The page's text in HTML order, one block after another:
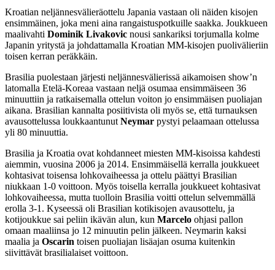
Kroatian neljännesvälieräottelu Japania vastaan oli näiden kisojen
ensimmäinen, joka meni aina rangaistuspotkuille saakka. Joukkueen
maalivahti Dominik Livakovic nousi sankariksi torjumalla kolme
Japanin yritystä ja johdattamalla Kroatian MM-kisojen puolivälieriin
toisen kerran peräkkäin.
Brasilia puolestaan järjesti neljännesvälierissä aikamoisen show’n
latomalla Etelä-Koreaa vastaan neljä osumaa ensimmäiseen 36
minuuttiin ja ratkaisemalla ottelun voiton jo ensimmäisen puoliajan
aikana. Brasilian kannalta posiitivista oli myös se, että turnauksen
avausottelussa loukkaantunut Neymar pystyi pelaamaan ottelussa
yli 80 minuuttia.
Brasilia ja Kroatia ovat kohdanneet miesten MM-kisoissa kahdesti
aiemmin, vuosina 2006 ja 2014. Ensimmäisellä kerralla joukkueet
kohtasivat toisensa lohkovaiheessa ja ottelu päättyi Brasilian
niukkaan 1-0 voittoon. Myös toisella kerralla joukkueet kohtasivat
lohkovaiheessa, mutta tuolloin Brasilia voitti ottelun selvemmällä
erolla 3-1. Kyseessä oli Brasilian kotikisojen avausottelu, ja
kotijoukkue sai peliin ikävän alun, kun Marcelo ohjasi pallon
omaan maaliinsa jo 12 minuutin pelin jälkeen. Neymarin kaksi
maalia ja Oscarin toisen puoliajan lisäajan osuma kuitenkin
siivittävät brasilialaiset voittoon.